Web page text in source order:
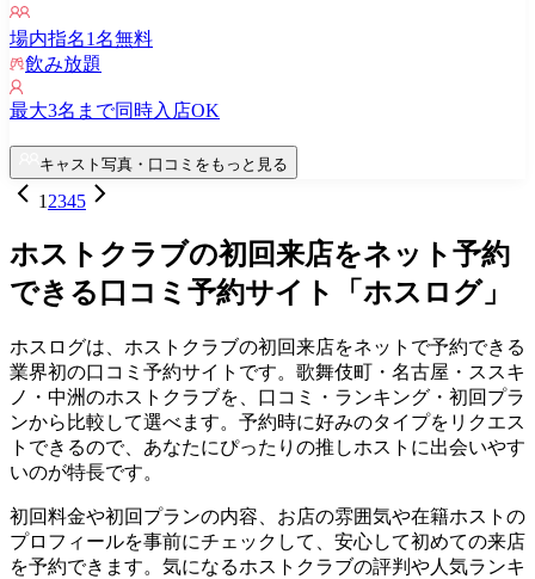
場内指名1名無料
飲み放題
最大3名まで同時入店OK
キャスト写真・口コミをもっと見る
1 2345
ホストクラブの初回来店をネット予約
できる口コミ予約サイト「ホスログ」
ホスログは、ホストクラブの初回来店をネットで予約できる
業界初の口コミ予約サイトです。歌舞伎町・名古屋・ススキ
ノ・中洲のホストクラブを、口コミ・ランキング・初回プラ
ンから比較して選べます。予約時に好みのタイプをリクエス
トできるので、あなたにぴったりの推しホストに出会いやす
いのが特長です。
初回料金や初回プランの内容、お店の雰囲気や在籍ホストの
プロフィールを事前にチェックして、安心して初めての来店
を予約できます。気になるホストクラブの評判や人気ランキ